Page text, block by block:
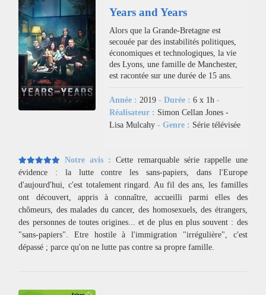
Years and Years
Alors que la Grande-Bretagne est
secouée par des instabilités politiques,
économiques et technologiques, la vie
des Lyons, une famille de Manchester,
est racontée sur une durée de 15 ans.
Année : 2019- Durée :6 x 1h-
Réalisateur : Simon Cellan Jones -
Lisa Mulcahy- Genre : Série télévisée
Notre avis :Cette remarquable série rappelle une
évidence : la lutte contre les sans-papiers, dans l'Europe
d'aujourd'hui, c'est totalement ringard. Au fil des ans, les familles
ont découvert, appris à connaître, accueilli parmi elles des
chômeurs, des malades du cancer, des homosexuels, des étrangers,
des personnes de toutes origines... et de plus en plus souvent : des
"sans-papiers". Etre hostile à l'immigration "irrégulière", c'est
dépassé ; parce qu'on ne lutte pas contre sa propre famille.